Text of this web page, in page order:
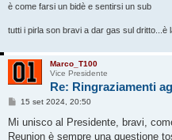
è come farsi un bidè e sentirsi un sub
tutti i pirla son bravi a dar gas sul dritto...è
Marco_T100
Vice Presidente
Re: Ringraziamenti
M
s
15 set 2024, 20:50
Mi unisco al Presidente, bravi,
Reunion è sempre una questione